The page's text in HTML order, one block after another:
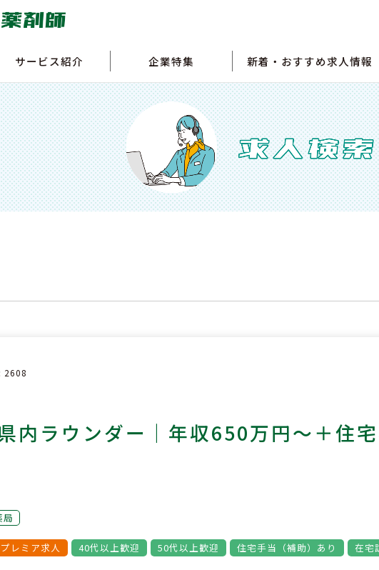
サービス紹介 企業特集 新着・おすすめ求人情報
2608
内ラウンダー｜年収650万円～＋住
局
プレミア求人 40代以上歓迎 50代以上歓迎 住宅手当（補助）あり 在宅